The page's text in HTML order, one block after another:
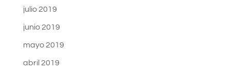
julio 2019
junio 2019
mayo 2019
abril 2019